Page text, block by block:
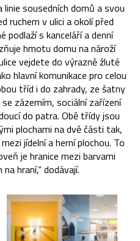
linie sousedních domů a svou
ruchem v ulici a okolí před
podlaží s kanceláří a denní
hmotu domu na nároží
vejdete do výrazně žluté
hlavní komunikace pro celou
tříd i do zahrady, ze šatny
zázemím, sociální zařízení
do patra. Obě třídy jsou
plochami na dvě části tak,
jídelní a herní plochou. To
je hranice mezi barvami
hraní,“ dodávají.